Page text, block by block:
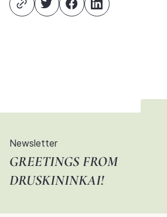
Newsletter
GREETINGS FROM
DRUSKININKAI!